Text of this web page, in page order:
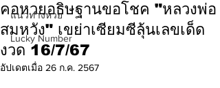
แนวทางหวย
Lucky Number
คอหวยอธิษฐานขอโชค "หลวงพ่อ
สมหวัง" เขย่าเซียมซีลุ้นเลขเด็ด
งวด 16/7/67
อัปเดตเมื่อ 26 ก.ค. 2567